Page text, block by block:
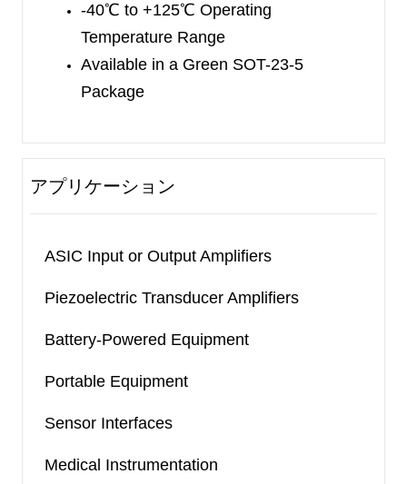
-40℃ to +125℃ Operating
Temperature Range
Available in a Green SOT-23-5
Package
アプリケーション
ASIC Input or Output Amplifiers
Piezoelectric Transducer Amplifiers
Battery-Powered Equipment
Portable Equipment
Sensor Interfaces
Medical Instrumentation